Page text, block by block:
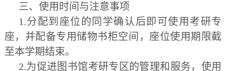
三、使用时间与注意事项
1.分配到座位的同学确认后即可使用考研专
座，并配备专用储物书柜空间，座位使用期限截
至本学期结束。
2.为促进图书馆考研专区的管理和服务，使用